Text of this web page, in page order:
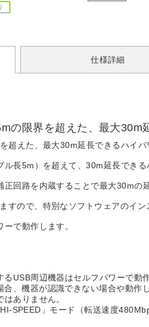
仕様詳細
の限界を超えた、最大30m
超えた、最大30m延長できるハイパ
長5m）を超えて、30m延長できる
回路を内蔵することで最大30mの
ので、特別なソフトウェアのイン
で動作します。
USB周辺機器はセルフパワーで動
、機器が認識できない場合や動作
ありません。
SPEED」モード（転送速度